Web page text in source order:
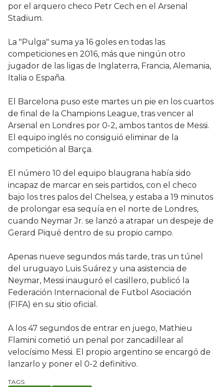
por el arquero checo Petr Cech en el Arsenal
Stadium.
La "Pulga" suma ya 16 goles en todas las
competiciones en 2016, más que ningún otro
jugador de las ligas de Inglaterra, Francia, Alemania,
Italia o España.
El Barcelona puso este martes un pie en los cuartos
de final de la Champions League, tras vencer al
Arsenal en Londres por 0-2, ambos tantos de Messi.
El equipo inglés no consiguió eliminar de la
competición al Barça.
El número 10 del equipo blaugrana había sido
incapaz de marcar en seis partidos, con el checo
bajo los tres palos del Chelsea, y estaba a 19 minutos
de prolongar esa sequía en el norte de Londres,
cuando Neymar Jr. se lanzó a atrapar un despeje de
Gerard Piqué dentro de su propio campo.
Apenas nueve segundos más tarde, tras un túnel
del uruguayo Luis Suárez y una asistencia de
Neymar, Messi inauguró el casillero, publicó la
Federación Internacional de Futbol Asociación
(FIFA) en su sitio oficial.
A los 47 segundos de entrar en juego, Mathieu
Flamini cometió un penal por zancadillear al
velocísimo Messi. El propio argentino se encargó de
lanzarlo y poner el 0-2 definitivo.